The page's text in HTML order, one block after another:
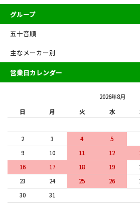
グループ
五十音順
主なメーカー別
営業日カレンダー
2026年8月
日
月 火 水
2
3 4 5
9
10 11 12
16
17 18 19
23
24 25 26
30
31